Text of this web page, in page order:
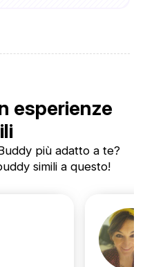
esperienze
più adatto a te?
simili a questo!